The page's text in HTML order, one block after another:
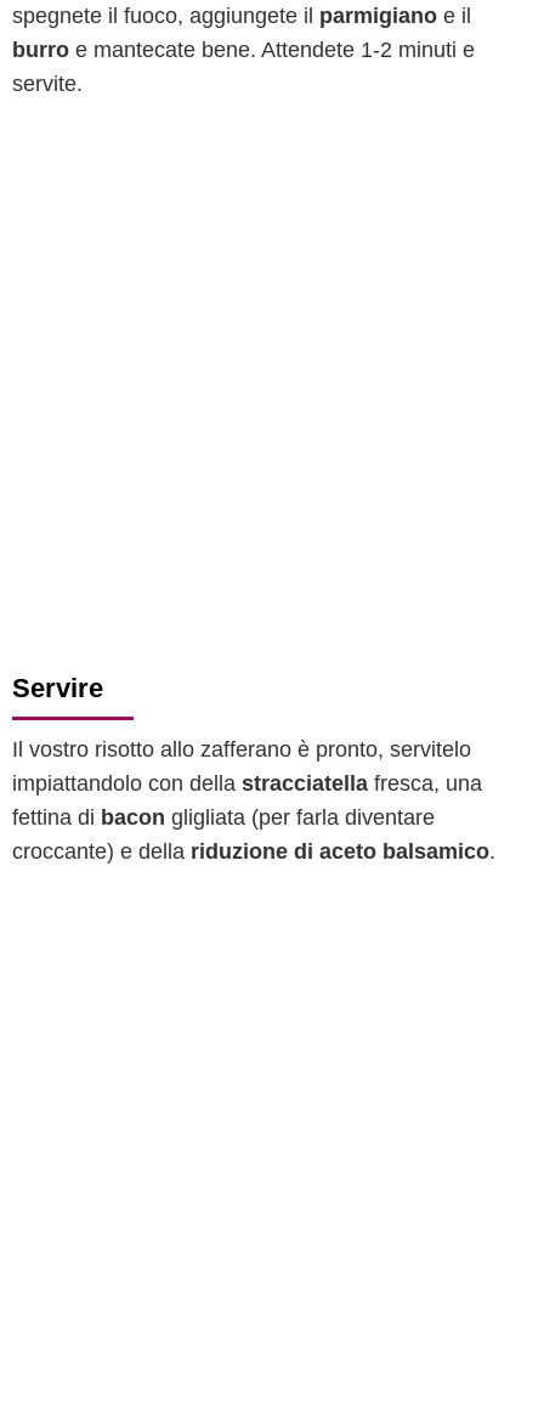
spegnete il fuoco, aggiungete il parmigiano e il
burro e mantecate bene. Attendete 1-2 minuti e
servite.
Servire
Il vostro risotto allo zafferano è pronto, servitelo
impiattandolo con della stracciatella fresca, una
fettina di bacon gligliata (per farla diventare
croccante) e della riduzione di aceto balsamico.